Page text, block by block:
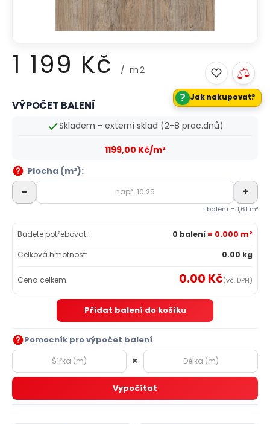
1 199 Kč / m2
Měrná
VÝPOČET BALENÍ
Skladem - externí sklad (2-8 prac.dnů)
1199,00 Kč/m²
Plocha (m²):
- +
1 balení = 1,61 m²
Budete potřebovat: 0 balení = 0.000 m²
Celková hmotnost:
0.00 kg
Cena celkem: 0.00 Kč(vč. DPH)
Přidat balení do košíku
Pomocník pro výpočet balení
×
Vypočítat
? Jak nakupovat?